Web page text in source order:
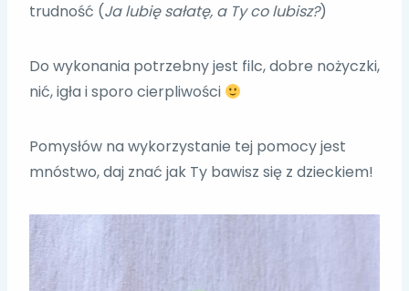
trudność (Ja lubię sałatę, a Ty co lubisz?)
Do wykonania potrzebny jest filc, dobre nożyczki,
nić, igła i sporo cierpliwości
Pomysłów na wykorzystanie tej pomocy jest
mnóstwo, daj znać jak Ty bawisz się z dzieckiem!